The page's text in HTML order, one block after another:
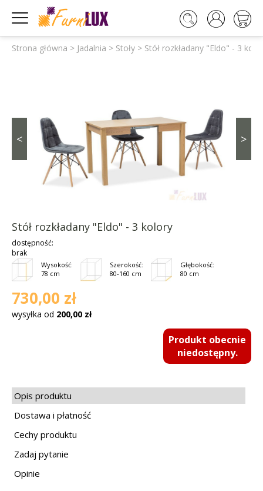
Strona główna > Jadalnia > Stoły > Stół rozkładany "Eldo" - 3
< >
Stół rozkładany "Eldo" - 3 kolory
dostępność:
brak
Wysokość:
78 cm
Szerokość:
80-160 cm
Głębokość:
80 cm
730,00 zł
wysyłka od 200,00 zł
Produkt obecnie
niedostępny.
Opis produktu
Dostawa i płatność
Cechy produktu
Zadaj pytanie
Opinie
   